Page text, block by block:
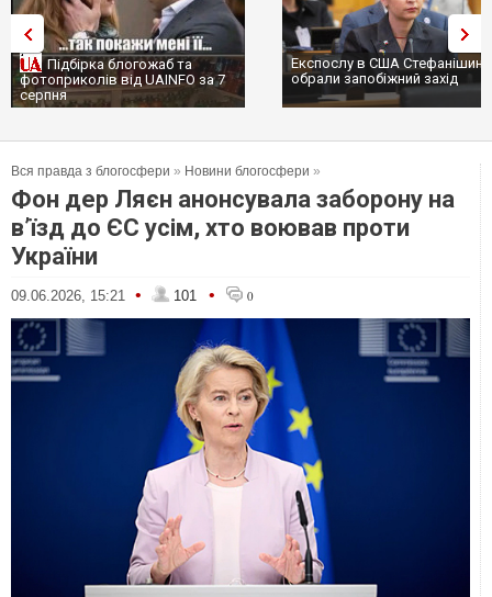
Підбірка блогожаб та
фотоприколів від UAINFO за 7
серпня
Експослу в США
обрали запобіжний захід
Вся правда з блогосфери » Новини блогосфери »
Фон дер Ляєн анонсувала заборону на
вʼїзд до ЄС усім, хто воював проти
України
09.06.2026, 15:21 • 101 • 0